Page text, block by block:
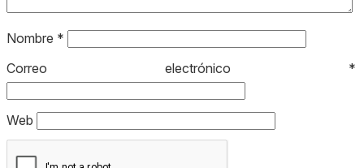
Nombre *
Correo electrónico *
Web